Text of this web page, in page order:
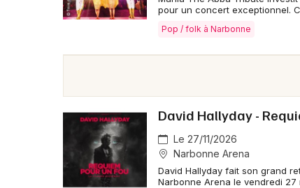
pour un concert exceptionnel.
Pop / folk à Narbonne
David Hallyday -
Le 27/11/2026
Narbonne Arena
David Hallyday fait son grand
Narbonne Arena le vendredi